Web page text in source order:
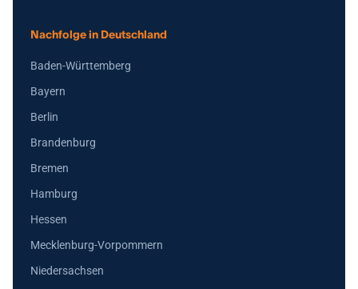
Nachfolge in Deutschland
Baden-Württemberg
Bayern
Berlin
Brandenburg
Bremen
Hamburg
Hessen
Mecklenburg-Vorpommern
Niedersachsen